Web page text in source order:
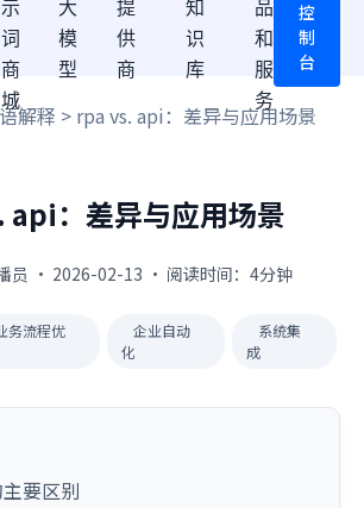
示
词
商
城
大
模
型
提
供
商
知
识
库
品
和
服
务
控
制
台
解释 > rpa vs. api：差异与应用场景
api：差异与应用场景
员 · 2026-02-13 · 阅读时间：4分钟
务流程优
企业自动
化
系统集
成
主要区别